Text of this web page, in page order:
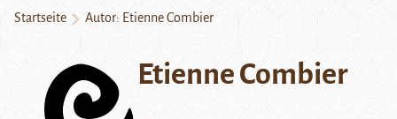
Startseite Autor: Etienne Combier
Etienne Combier